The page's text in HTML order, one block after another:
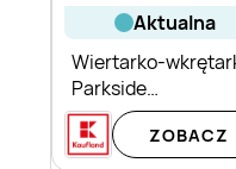
aktualna
Wiertarko-
Parkside
Performance
ZOBACZ